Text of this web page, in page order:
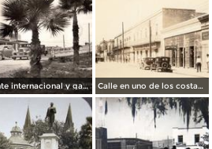
Puente internacional y garita de revisión Calle en uno de los costados de la plaza